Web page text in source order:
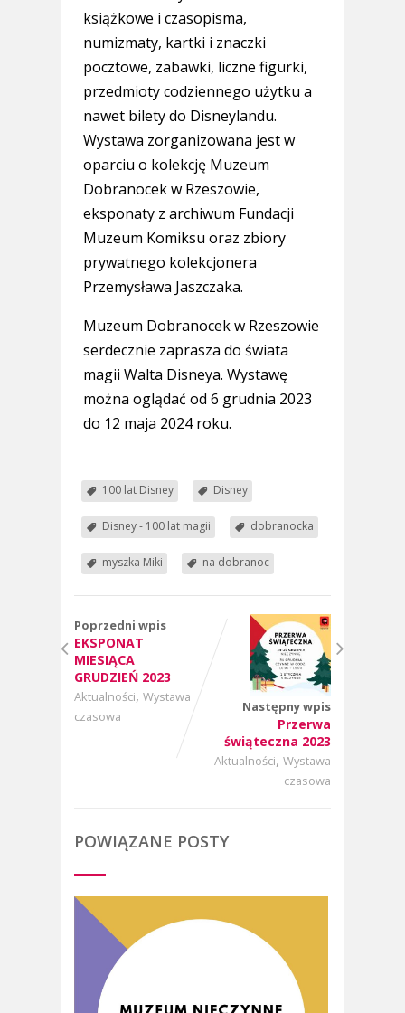
książkowe i czasopisma,
numizmaty, kartki i znaczki
pocztowe, zabawki, liczne figurki,
przedmioty codziennego użytku a
nawet bilety do Disneylandu.
Wystawa zorganizowana jest w
oparciu o kolekcję Muzeum
Dobranocek w Rzeszowie,
eksponaty z archiwum Fundacji
Muzeum Komiksu oraz zbiory
prywatnego kolekcjonera
Przemysława Jaszczaka.
Muzeum Dobranocek w Rzeszowie
serdecznie zaprasza do świata
magii Walta Disneya. Wystawę
można oglądać od 6 grudnia 2023
do 12 maja 2024 roku.
100 lat Disney Disney
Disney - 100 lat magii dobranocka
myszka Miki na dobranoc
Poprzedni wpis
EKSPONAT
MIESIĄCA
GRUDZIEŃ 2023
Aktualności,Wystawa
czasowa
Następny wpis
Przerwa
świąteczna 2023
Aktualności, Wystawa
czasowa
POWIĄZANE POSTY